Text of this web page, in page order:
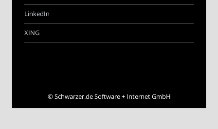
LinkedIn
XING
©Schwarzer.de Software + Internet GmbH